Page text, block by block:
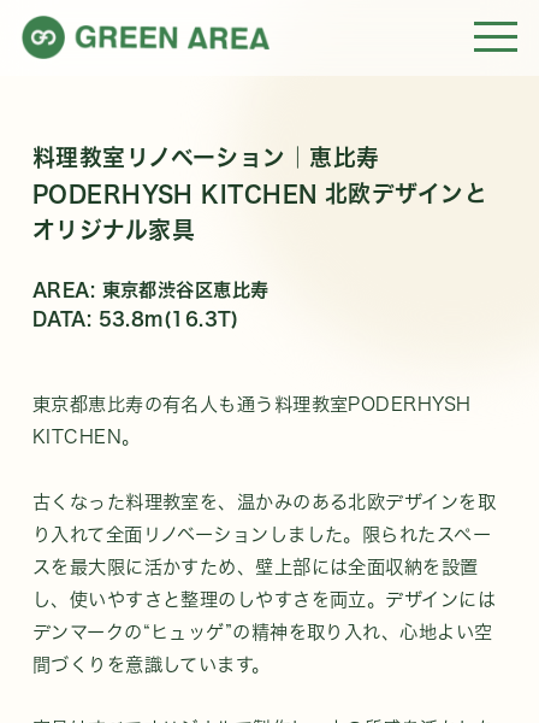
料理教室リノベーション｜恵比寿
PODERHYSH KITCHEN 北欧デザインと
オリジナル家具
AREA: 東京都渋谷区恵比寿
DATA: 53.8m(16.3T)
東京都恵比寿の有名人も通う料理教室PODERHYSH
KITCHEN。
古くなった料理教室を、温かみのある北欧デザインを取
り入れて全面リノベーションしました。限られたスペー
スを最大限に活かすため、壁上部には全面収納を設置
し、使いやすさと整理のしやすさを両立。デザインには
デンマークの“ヒュッゲ”の精神を取り入れ、心地よい空
間づくりを意識しています。